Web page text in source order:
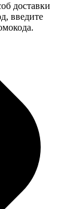
доставки
введите